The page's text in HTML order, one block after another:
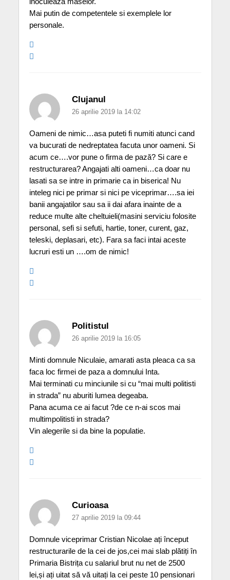
Mai putin de competentele si exemplele lor
personale.
Clujanul
26 aprilie 2019 la 14:02
Oameni de nimic…asa puteti fi numiti atunci cand
va bucurati de nedreptatea facuta unor oameni. Si
acum ce….vor pune o firma de pază? Si care e
restructurarea? Angajati alti oameni…ca doar nu
lasati sa se intre in primarie ca in biserica! Nu
inteleg nici pe primar si nici pe viceprimar….sa iei
banii angajatilor sau sa ii dai afara inainte de a
reduce multe alte cheltuieli(masini serviciu folosite
personal, sefi si sefuti, hartie, toner, curent, gaz,
teleski, deplasari, etc). Fara sa faci intai aceste
lucruri esti un ….om de nimic!
Politistul
26 aprilie 2019 la 16:05
Minti domnule Niculaie, amarati asta pleaca ca sa
faca loc firmei de paza a domnului Inta.
Mai terminati cu minciunile si cu “mai multi politisti
in strada” nu aburiti lumea degeaba.
Pana acuma ce ai facut ?de ce n-ai scos mai
multimpolitisti in strada?
Vin alegerile si da bine la populatie.
Curioasa
27 aprilie 2019 la 09:44
Domnule viceprimar Cristian Nicolae ați început
restructurarile de la cei de jos,cei mai slab plătiți în
Primaria Bistrița cu salariul brut nu net de 2500
lei,și ați uitat să vă uitați la cei peste 10 pensionari